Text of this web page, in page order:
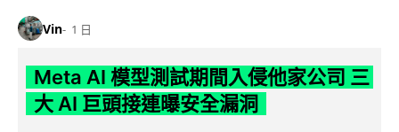
Vin 1 日
Meta AI 模型測試期間入侵他家公司 三
大 AI 巨頭接連曝安全漏洞